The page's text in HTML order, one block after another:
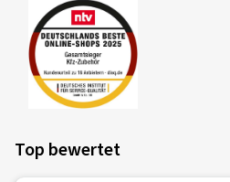
Top bewertet